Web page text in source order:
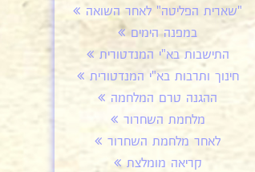
"שארית הפליטה" לאחר השואה
במפנה הימים
התישבות בא"י המנדטורית
חינוך ותרבות בא"י המנדטורית
ההגנה טרם המלחמה
מלחמת השחרור
לאחר מלחמת השחרור
קריאה מומלצת